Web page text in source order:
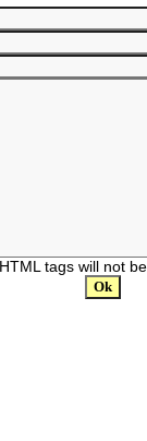
tags will not